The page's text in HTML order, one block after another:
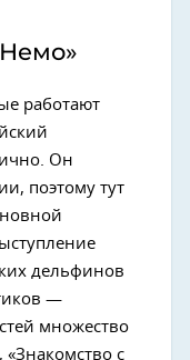
работают
Он
поэтому тут
дельфинов
—
множество
с